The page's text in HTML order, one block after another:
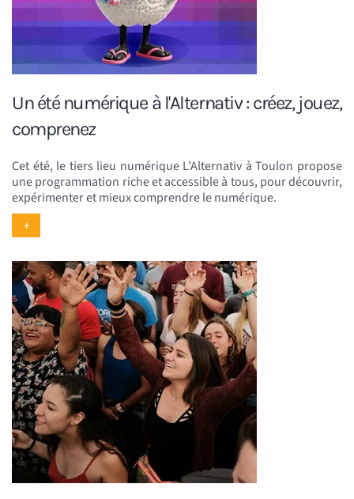
Un été numérique à l'Alternativ : créez, jouez,
comprenez
Cet été, le tiers lieu numérique L’Alternativ à Toulon propose
une programmation riche et accessible à tous, pour découvrir,
expérimenter et mieux comprendre le numérique.
+